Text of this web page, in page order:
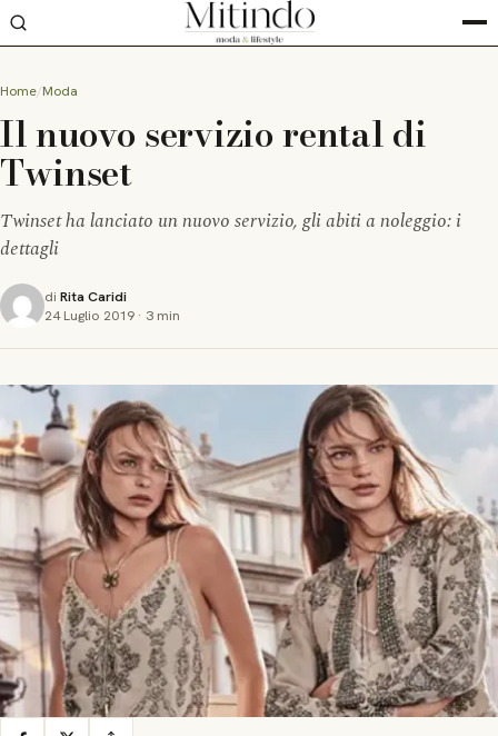
Home Moda
Il nuovo servizio rental di
Twinset
Twinset ha lanciato un nuovo servizio, gli abiti a noleggio: i
dettagli
di Rita Caridi
24 Luglio 2019 · 3 min